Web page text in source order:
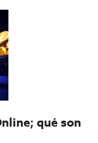
qué son